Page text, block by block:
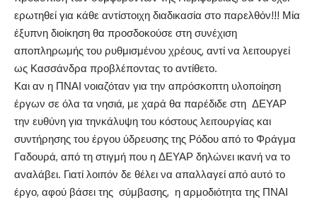
ερωτηθεί για κάθε αντίστοιχη διαδικασία στο παρελθόν!!! Μία
έξυπνη διοίκηση θα προσδοκούσε στη συνέχιση
αποπληρωμής του ρυθμισμένου χρέους, αντί να λειτουργεί
ως Κασσάνδρα προβλέποντας το αντίθετο.
Και αν η ΠΝΑΙ νοιαζόταν για την απρόσκοπτη υλοποίηση
έργων σε όλα τα νησιά, με χαρά θα παρέδιδε στη ΔΕΥΑΡ
την ευθύνη για τηνκάλυψη του κόστους λειτουργίας και
συντήρησης του έργου ύδρευσης της Ρόδου από το Φράγμα
Γαδουρά, από τη στιγμή που η ΔΕΥΑΡ δηλώνει ικανή να το
αναλάβει. Γιατί λοιπόν δε θέλει να απαλλαγεί από αυτό το
έργο, αφού βάσει της σύμβασης, η αρμοδιότητα της ΠΝΑΙ